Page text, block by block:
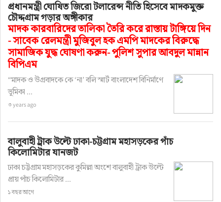
প্রধানমন্ত্রী ঘোষিত জিরো টলারেন্স নীতি হিসেবে মাদকমুক্ত
চৌদ্দগ্রাম গড়ার অঙ্গীকার
মাদক কারবারিদের তালিকা তৈরি করে রাস্তায় টাঙ্গিয়ে দিন
- সাবেক রেলমন্ত্রী মুজিবুল হক এমপি মাদকের বিরুদ্ধে
সামাজিক যুদ্ধ ঘোষণা করুন- পুলিশ সুপার আবদুল মান্নান
বিপিএম
“মাদক ও উগ্রবাদকে কে ‘না‌‌‍’ বলি স্মার্ট বাংলাদেশ বিনির্মাণে
ভূমিকা ...
৩ years ago
বালুবাহী ট্রাক উল্টে ঢাকা-চট্টগ্রাম মহাসড়কের পাঁচ
কিলোমিটার যানজট
ঢাকা চট্টগ্রাম মহাসড়কের কুমিল্লা অংশে বালুবাহী ট্রাক উল্টে
প্রায় পাঁচ কিলোমিটার ...
১ বছর আগে